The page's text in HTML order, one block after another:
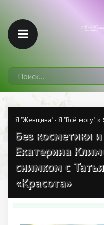
Я "Женщина" - Я "Всё могу". »
Без косметики
Екатерина
снимком с
«Красота»